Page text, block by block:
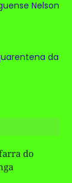
Nelson
da
do